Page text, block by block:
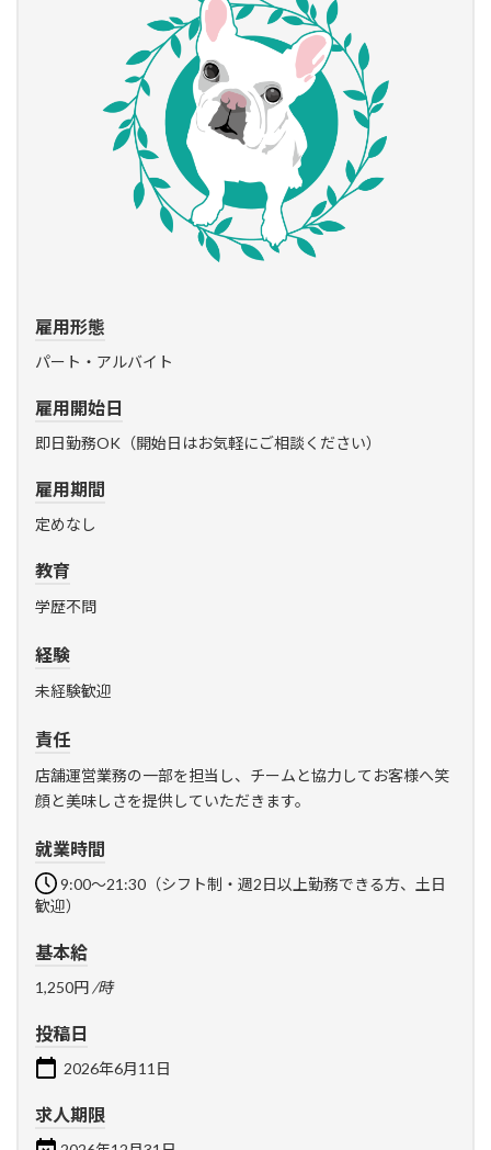
雇用形態
パート・アルバイト
雇用開始日
即日勤務OK（開始日はお気軽にご相談ください）
雇用期間
定めなし
教育
学歴不問
経験
未経験歓迎
責任
店舗運営業務の一部を担当し、チームと協力してお客様へ笑
顔と美味しさを提供していただきます。
就業時間
9:00～21:30（シフト制・週2日以上勤務できる方、土日
歓迎）
基本給
1,250円 /時
投稿日
2026年6月11日
求人期限